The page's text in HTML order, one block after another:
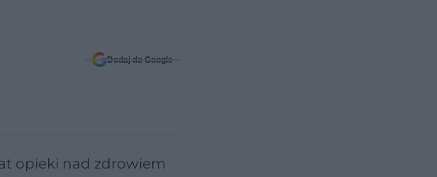
Dodaj do Google
opieki nad zdrowiem